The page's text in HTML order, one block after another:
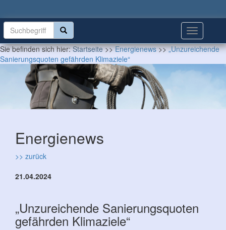
Sie befinden sich hier:Startseite>>Energienews>>„Unzureichende
Sanierungsquoten gefährden Klimaziele“
Energienews
>> zurück
21.04.2024
„Unzureichende Sanierungsquoten
gefährden Klimaziele“